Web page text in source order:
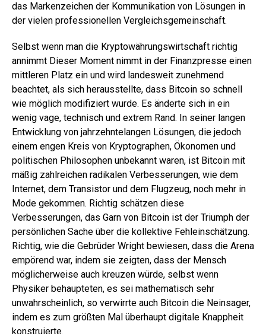
das Markenzeichen der Kommunikation von Lösungen in
der vielen professionellen Vergleichsgemeinschaft.
Selbst wenn man die Kryptowährungswirtschaft richtig
annimmt Dieser Moment nimmt in der Finanzpresse einen
mittleren Platz ein und wird landesweit zunehmend
beachtet, als sich herausstellte, dass Bitcoin so schnell
wie möglich modifiziert wurde. Es änderte sich in ein
wenig vage, technisch und extrem Rand. In seiner langen
Entwicklung von jahrzehntelangen Lösungen, die jedoch
einem engen Kreis von Kryptographen, Ökonomen und
politischen Philosophen unbekannt waren, ist Bitcoin mit
mäßig zahlreichen radikalen Verbesserungen, wie dem
Internet, dem Transistor und dem Flugzeug, noch mehr in
Mode gekommen. Richtig schätzen diese
Verbesserungen, das Garn von Bitcoin ist der Triumph der
persönlichen Sache über die kollektive Fehleinschätzung.
Richtig, wie die Gebrüder Wright bewiesen, dass die Arena
empörend war, indem sie zeigten, dass der Mensch
möglicherweise auch kreuzen würde, selbst wenn
Physiker behaupteten, es sei mathematisch sehr
unwahrscheinlich, so verwirrte auch Bitcoin die Neinsager,
indem es zum größten Mal überhaupt digitale Knappheit
konstruierte.